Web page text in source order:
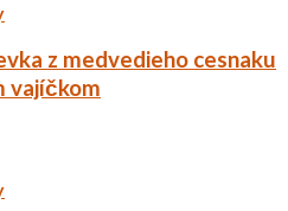
z medvedieho cesnaku
vajíčkom